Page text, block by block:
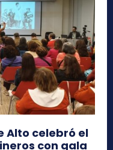
Alto celebró el
con gala